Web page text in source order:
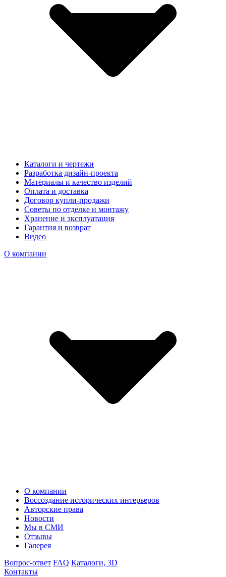
Каталоги и чертежи
Разработка дизайн-проекта
Материалы и качество изделий
Оплата и доставка
Договор купли-продажи
Советы по отделке и монтажу
Хранение и эксплуатация
Гарантия и возврат
Видео
О компании
О компании
Воссоздание исторических интерьеров
Авторские права
Новости
Мы в СМИ
Отзывы
Галерея
Вопрос-ответ FAQ Каталоги, 3D
Контакты